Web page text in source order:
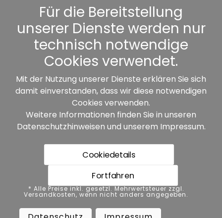
Kennwort vergessen
Sonstiges
Unsere Partner:
* Alle Preise inkl. gesetzl. Mehrwertsteuer zzgl.
Versandkosten, wenn nicht anders angegeben.
Datenschutz Impressum
Für die Bereitstellung
unserer Dienste werden nur
technisch notwendige
Cookies verwendet.
Mit der Nutzung unserer Dienste erklären Sie sich
damit einverstanden, dass wir diese notwendigen
Cookies verwenden.
Weitere Informationen finden Sie in unseren
Datenschutzhinweisen und unserem Impressum.
Cookiedetails
Fortfahren
* Alle Preise inkl. gesetzl. Mehrwertsteuer zzgl.
Versandkosten, wenn nicht anders angegeben.